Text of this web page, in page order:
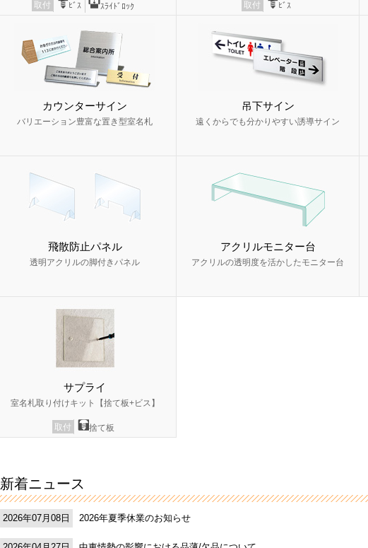
取付 ﾋﾞｽ ｽﾗｲﾄﾞﾛｯｸ 取付 ﾋﾞｽ
カウンターサイン
バリエーション豊富な置き型室名札
吊下サイン
遠くからでも分かりやすい誘導サイン
飛散防止パネル
透明アクリルの脚付きパネル
アクリルモニター台
アクリルの透明度を活かしたモニター台
サプライ
室名札取り付けキット【捨て板+ビス】
取付 捨て板
新着ニュース
2026年07月08日 2026年夏季休業のお知らせ